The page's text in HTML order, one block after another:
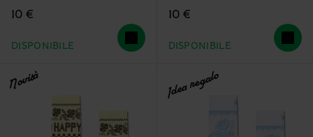
10 €
DISPONIBILE
10 €
DISPONIBILE
Novità Idea regalo